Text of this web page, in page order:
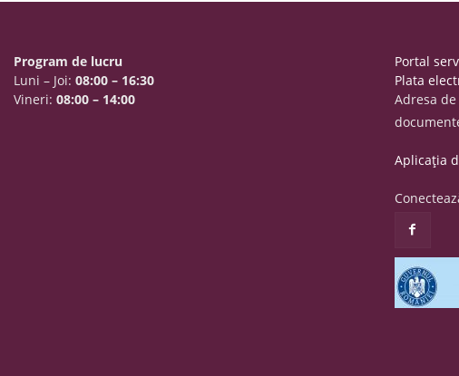
Program de lucru
Luni – Joi:08:00 – 16:30
Vineri:08:00 – 14:00
Portal
Plata
Adresa
Aplicația